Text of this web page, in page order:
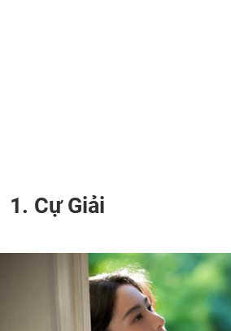
1. Cự Giải